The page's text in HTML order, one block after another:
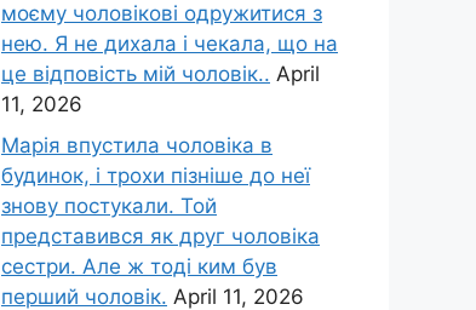
моєму чоловікові одружитися з
нею. Я не дихала і чекала, що на
це відповість мій чоловік.. April
11, 2026
Марія впустила чоловіка в
будинок, і трохи пізніше до неї
знову постукали. Той
представився як друг чоловіка
сестри. Але ж тоді ким був
перший чоловік. April 11, 2026